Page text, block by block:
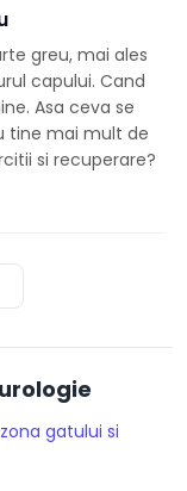
greu, mai ales
capului. Cand
Asa ceva se
tine mai mult de
si recuperare?
gatului si